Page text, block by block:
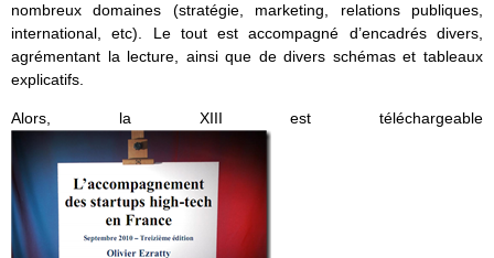
nombreux domaines (stratégie, marketing, relations publiques,
international, etc). Le tout est accompagné d’encadrés divers,
agrémentant la lecture, ainsi que de divers schémas et tableaux
explicatifs.
Alors, la XIII est téléchargeable